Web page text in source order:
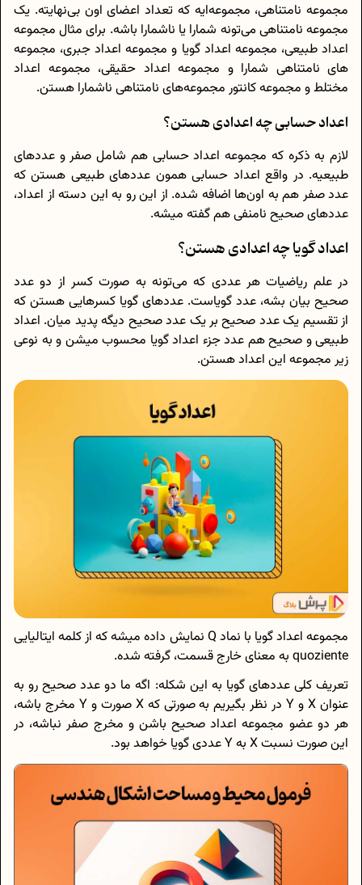
مجموعه نامتناهی، مجموعه‌ایه که تعداد اعضای اون بی‌نهایته. یک
مجموعه نامتناهی می‌تونه شما‌را یا ناشمارا باشه. برای مثال مجموعه
اعداد طبیعی، مجموعه اعداد گویا و مجموعه اعداد جبری، مجموعه
‌های نامتناهی شمارا و مجموعه اعداد حقیقی، مجموعه اعداد
مختلط و مجموعه کانتور مجموعه‌های نامتناهی ناشمارا هستن.
اعداد حسابی چه اعدادی هستن؟
لازم به ذکره که مجموعه اعداد حسابی هم شامل صفر و عددهای
طبیعیه. در واقع اعداد حسابی همون عددهای طبیعی هستن که
عدد صفر هم به اون‌ها اضافه شده. از این رو به این دسته از اعداد،
عددهای صحیح نامنفی هم گفته میشه.
اعداد گویا چه اعدادی هستن؟
در علم ریاضیات هر عددی که می‌تونه به صورت کسر از دو عدد
صحیح بیان بشه، عدد گویاست. عددهای گویا کسرهایی هستن که
از تقسیم یک عدد صحیح بر یک عدد صحیح دیگه پدید میان. اعداد
طبیعی و صحیح هم عدد جزء اعداد گویا محسوب میشن و به نوعی
زیر مجموعه این اعداد هستن.
مجموعه اعداد گویا با نماد Q نمایش داده میشه که از کلمه ایتالیایی
quoziente به معنای خارج قسمت، گرفته شده.
تعریف کلی عددهای گویا به این شکله: اگه ما دو عدد صحیح رو به
عنوان X و Y در نظر بگیریم به صورتی که X صورت و Y مخرج باشه،
هر دو عضو مجموعه اعداد صحیح باشن و مخرج صفر نباشه، در
این صورت نسبت X به Y عددی گویا خواهد بود.